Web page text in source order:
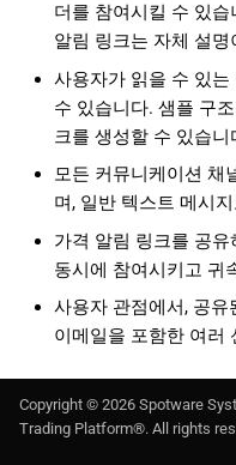
더를 참여시킬 수 있
알림 링크는 자체 설명
사용자가 읽을 수 있
수 있습니다. 샘플 구
크를 생성할 수 있습니
모든 커뮤니케이션 채
며, 일반 텍스트 메시
가격 알림 링크를 공
동시에 참여시키고 귀
사용자 관점에서, 공유
이메일을 포함한 여러
Copyright © 2026 Spotware
Trading Platform®. All rights